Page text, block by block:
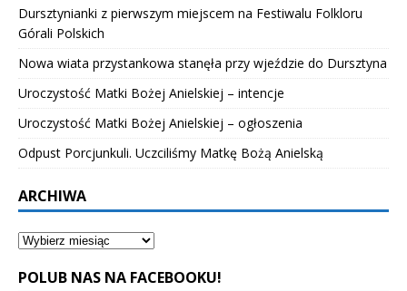
Dursztynianki z pierwszym miejscem na Festiwalu Folkloru
Górali Polskich
Nowa wiata przystankowa stanęła przy wjeździe do Dursztyna
Uroczystość Matki Bożej Anielskiej – intencje
Uroczystość Matki Bożej Anielskiej – ogłoszenia
Odpust Porcjunkuli. Uczciliśmy Matkę Bożą Anielską
ARCHIWA
POLUB NAS NA FACEBOOKU!